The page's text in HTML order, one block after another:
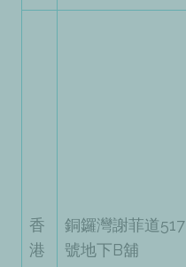
香
港
銅鑼灣謝菲道517
號地下B舖